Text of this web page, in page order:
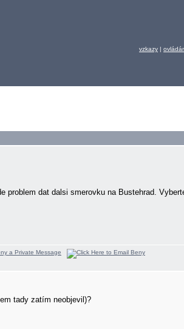
vzkazy |
dat dalsi smerovku na Bustehrad.
tady zatím neobjevil)?